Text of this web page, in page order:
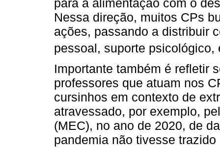
Nessa direção, muitos CPs
ações, passando a distribuir
pessoal, suporte psicológico,
Importante também é refletir
professores que atuam nos
cursinhos em contexto de
atravessado, por exemplo,
(MEC), no ano de 2020, de
pandemia não tivesse